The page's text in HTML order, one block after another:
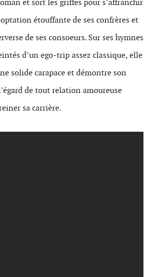
et sort les griffes pour s’affranchir
étouffante de ses confrères et
de ses consoeurs. Sur ses hymnes
d’un ego-trip assez classique, elle
solide carapace et démontre son
de tout relation amoureuse
sa carrière.